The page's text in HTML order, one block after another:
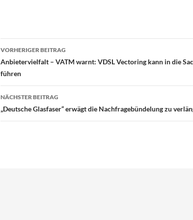
Beitragsnavigation
VORHERIGER BEITRAG
Anbietervielfalt – VATM warnt: VDSL Vectoring kann in die
führen
NÄCHSTER BEITRAG
„Deutsche Glasfaser“ erwägt die Nachfragebündelung zu